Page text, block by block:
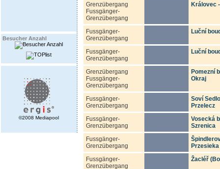
Besucher Anzahl
©2008 Mediapool
Grenzübergang
Fussgänger-
Grenzübergang
Královec
Fussgänger-
Grenzübergang
Luční
Fussgänger-
Grenzübergang
Luční
Grenzübergang
Fussgänger-
Grenzübergang
Pomezní
Okraj
Fussgänger-
Grenzübergang
Soví
Przelecz
Fussgänger-
Grenzübergang
Vosecká
Szrenica
Fussgänger-
Grenzübergang
Przesieka
Fussgänger-
Grenzübergang
Žacléř